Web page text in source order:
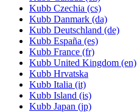
Kubb Czechia (cs)
Kubb Danmark (da)
Kubb Deutschland (de)
Kubb España (es)
Kubb France (fr)
Kubb United Kingdom (en)
Kubb Hrvatska
Kubb Italia (it)
Kubb Island (is)
Kubb Japan (jp)